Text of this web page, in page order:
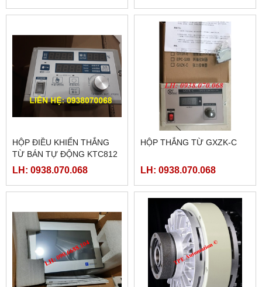
HỘP ĐIỀU KHIỂN THẮNG
TỪ BÁN TỰ ĐỘNG KTC812
LH: 0938.070.068
HỘP THẮNG TỪ GXZK-C
LH: 0938.070.068